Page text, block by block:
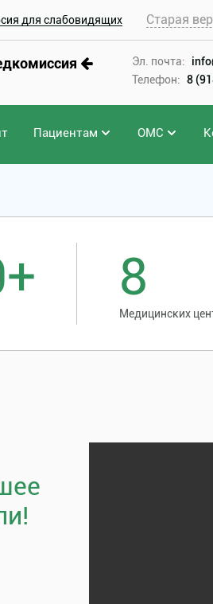
для слабовидящих Старая
Эл. почта:
Телефон: 8
Пациентам ОМС
8
Медицинских